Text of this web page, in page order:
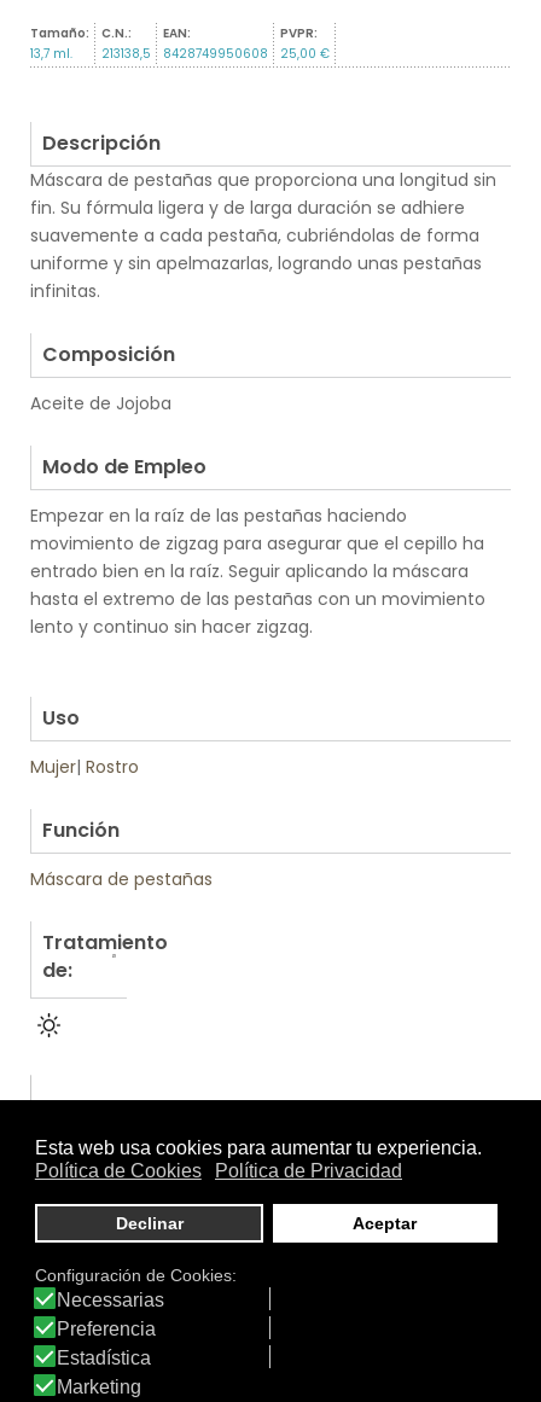
Tamaño:
13,7 ml.
C.N.:
213138,5
EAN:
8428749950608
PVPR:
25,00 €
Descripción
Máscara de pestañas que proporciona una longitud sin
fin. Su fórmula ligera y de larga duración se adhiere
suavemente a cada pestaña, cubriéndolas de forma
uniforme y sin apelmazarlas, logrando unas pestañas
infinitas.
Composición
Aceite de Jojoba
Modo de Empleo
Empezar en la raíz de las pestañas haciendo
movimiento de zigzag para asegurar que el cepillo ha
entrado bien en la raíz. Seguir aplicando la máscara
hasta el extremo de las pestañas con un movimiento
lento y continuo sin hacer zigzag.
Uso
Mujer| Rostro
Función
Máscara de pestañas
Tratamiento
de:
Otros productos de Sensilis